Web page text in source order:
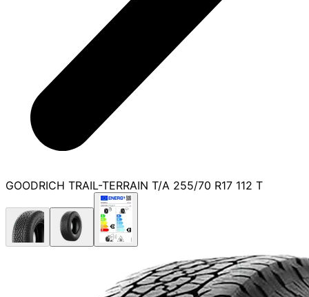
GOODRICH TRAIL-TERRAIN T/A 255/70 R17 112 T